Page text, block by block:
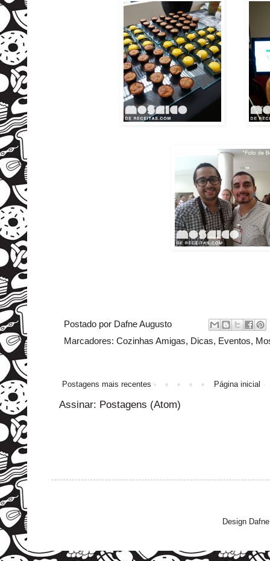
Postado por Dafne Augusto
Marcadores: Cozinhas Amigas, Dicas, Eventos,
Postagens mais recentes Página inicial
Assinar: Postagens (Atom)
Design